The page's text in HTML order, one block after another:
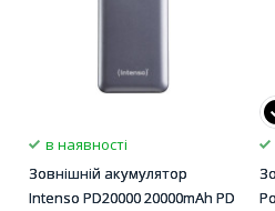
в наявності
Зовнішній акумулятор
Intenso PD20000 20000mAh PD